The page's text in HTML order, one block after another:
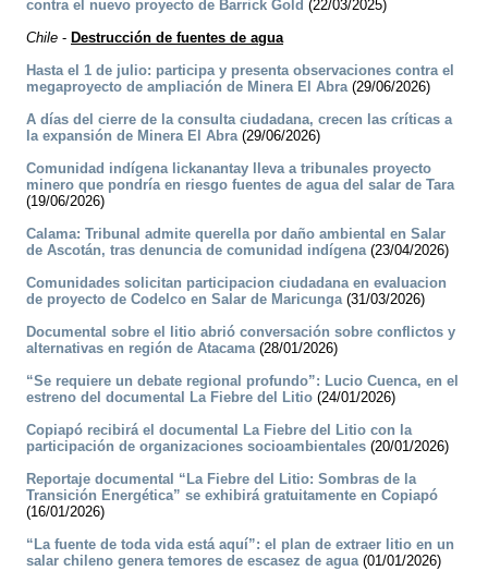
contra el nuevo proyecto de Barrick Gold (22/03/2025)
Chile - Destrucción de fuentes de agua
Hasta el 1 de julio: participa y presenta observaciones contra el
megaproyecto de ampliación de Minera El Abra(29/06/2026)
A días del cierre de la consulta ciudadana, crecen las críticas a
la expansión de Minera El Abra(29/06/2026)
Comunidad indígena lickanantay lleva a tribunales proyecto
minero que pondría en riesgo fuentes de agua del salar de Tara
(19/06/2026)
Calama: Tribunal admite querella por daño ambiental en Salar
de Ascotán, tras denuncia de comunidad indígena(23/04/2026)
Comunidades solicitan participacion ciudadana en evaluacion
de proyecto de Codelco en Salar de Maricunga(31/03/2026)
Documental sobre el litio abrió conversación sobre conflictos y
alternativas en región de Atacama(28/01/2026)
“Se requiere un debate regional profundo”: Lucio Cuenca, en el
estreno del documental La Fiebre del Litio (24/01/2026)
Copiapó recibirá el documental La Fiebre del Litio con la
participación de organizaciones socioambientales (20/01/2026)
Reportaje documental “La Fiebre del Litio: Sombras de la
Transición Energética” se exhibirá gratuitamente en Copiapó
(16/01/2026)
“La fuente de toda vida está aquí”: el plan de extraer litio en un
salar chileno genera temores de escasez de agua(01/01/2026)